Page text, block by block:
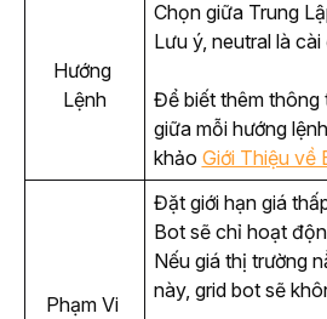
Hướng
Lệnh
Chọn giữa Trung
Lưu ý, neutral là
Để biết thêm thông
giữa mỗi hướng
khảo Giới Thiệu về
Phạm Vi
Đặt giới hạn giá
Bot sẽ chỉ hoạt
Nếu giá thị trường
này, grid bot sẽ